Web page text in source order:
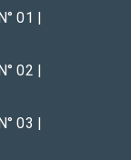
01 |
02 |
03 |